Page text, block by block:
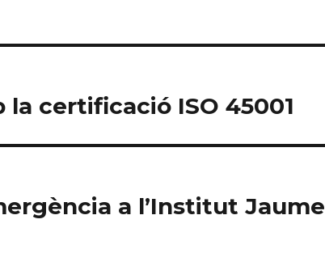
certificació ISO 45001
a l’Institut Jaume